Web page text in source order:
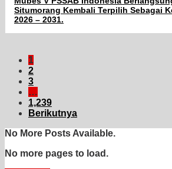
Situmorang Kembali Terpilih Sebagai
2026 – 2031.
1
2
3
…
1,239
Berikutnya
No More Posts Available.
No more pages to load.